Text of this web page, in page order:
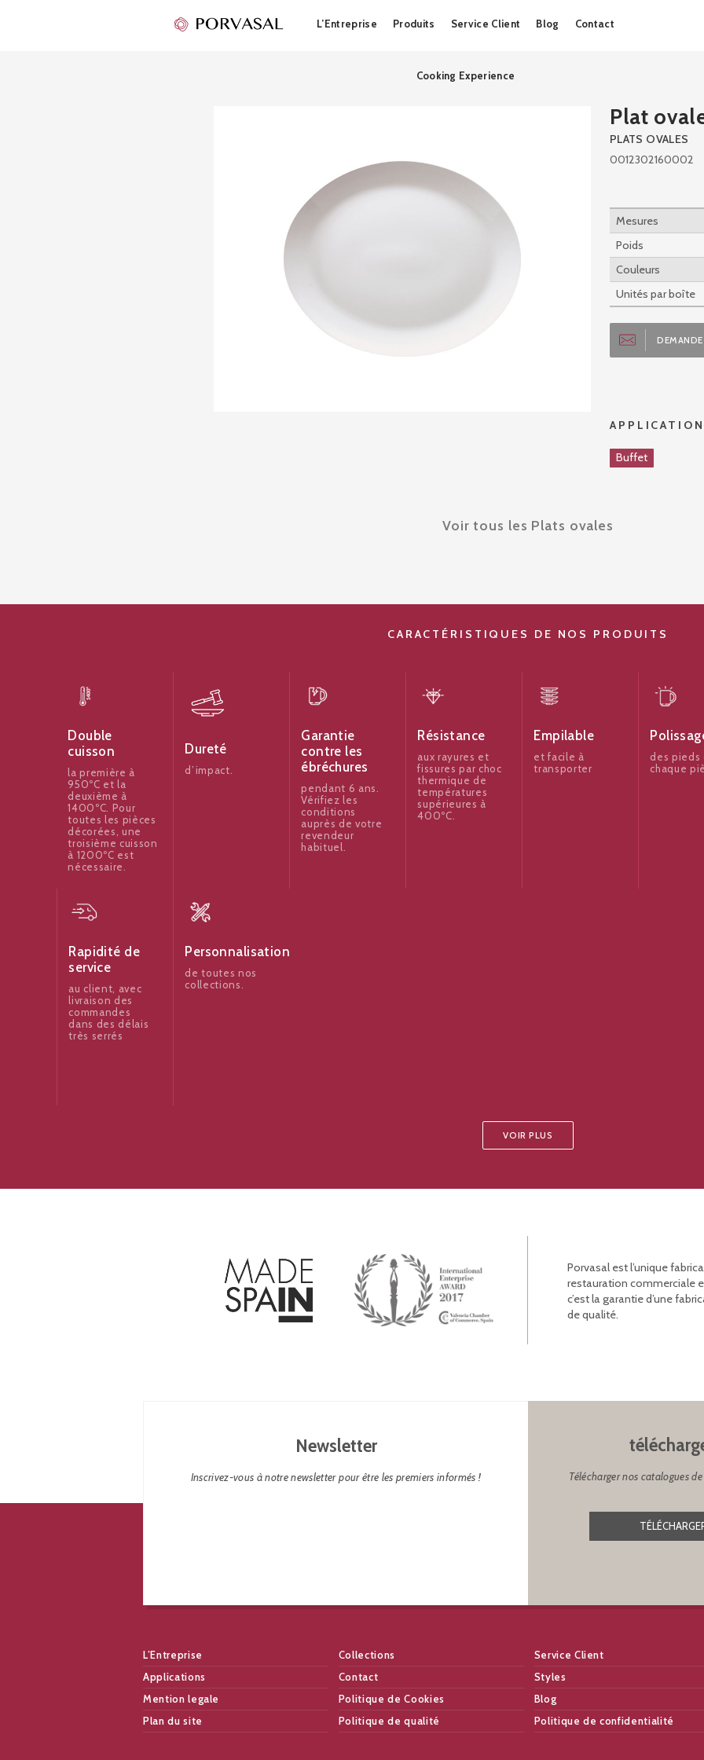
to
L’Entreprise Produits Service Client Blog Contact
Cooking Experience
Plat
PLATS OVALES
0012302160002
Mesures
Poids
Couleurs
Unités par boîte
Buffet
Voir tous les Plats ovales
CARACTÉRISTIQUES DE NOS PRODUITS
Double
cuisson
la première à
950ºC et la
deuxième à
1400ºC. Pour
toutes les pièces
décorées, une
troisième cuisson
à 1200ºC est
nécessaire.
Dureté
d’impact.
Garantie
contre les
ébréchures
pendant 6 ans.
Vérifiez les
conditions
auprès de votre
revendeur
habituel.
Résistance
aux rayures et
fissures par choc
thermique de
températures
supérieures à
400ºC.
Empilable
et facile à
transporter
des pieds
chaque
Rapidité de
service
au client, avec
livraison des
commandes
dans des délais
très serrés
Personnalisation
de toutes nos
collections.
VOIR PLUS
Porvasal est l’unique
restauration commerciale
c’est la garantie d’une
de qualité.
Newsletter
Inscrivez-vous à notre newsletter pour être les premiers informés ! Télécharger nos catalogues
L’Entreprise Collections
Service Client
Applications
Contact
Styles
Mention legale
Politique de Cookies
Blog
Plan du site
Politique de qualité Politique de confidentialité